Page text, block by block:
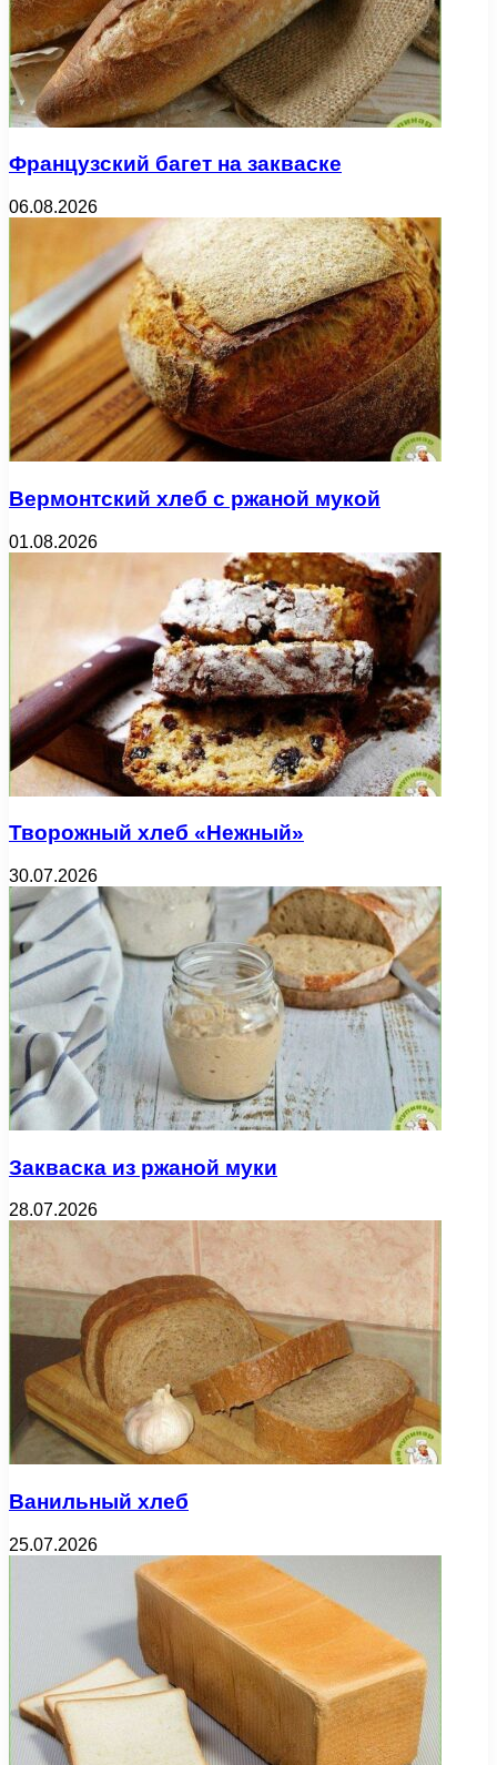
Французский багет на закваске
06.08.2026
Вермонтский хлеб с ржаной мукой
01.08.2026
Творожный хлеб «Нежный»
30.07.2026
Закваска из ржаной муки
28.07.2026
Ванильный хлеб
25.07.2026